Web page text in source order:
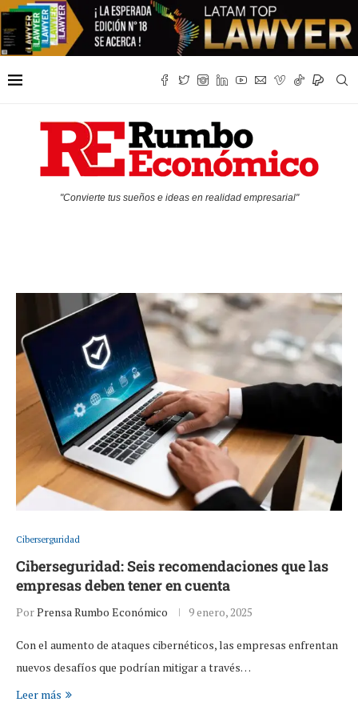
"Convierte tus sueños e ideas en realidad empresarial"
Ciberserguridad
Ciberseguridad: Seis recomendaciones que las
empresas deben tener en cuenta
PorPrensa Rumbo Económico 9 enero, 2025
Con el aumento de ataques cibernéticos, las empresas enfrentan
nuevos desafíos que podrían mitigar a través…
Leer más